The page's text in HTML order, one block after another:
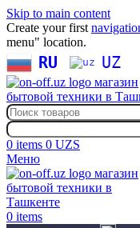
Skip to main content
Create your first
menu" location.
RU UZ
0 items 0 UZS
Меню
0 items